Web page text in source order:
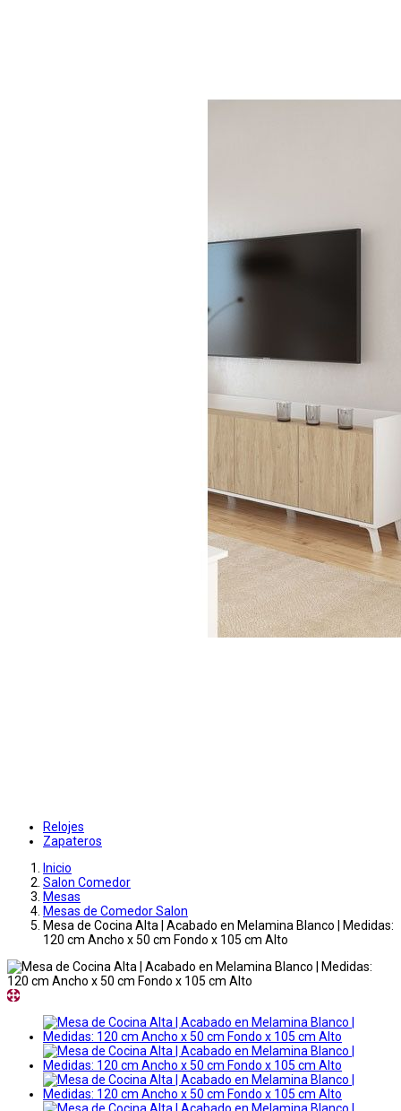
Relojes
Zapateros
Inicio
Salon Comedor
Mesas
Mesas de Comedor Salon
Mesa de Cocina Alta | Acabado en Melamina Blanco | Medidas:
120 cm Ancho x 50 cm Fondo x 105 cm Alto